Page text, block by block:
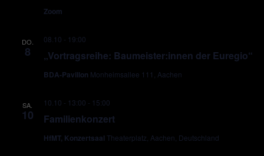
Zoom
DO.
8 „Vortragsreihe: Baumeister:innen der Euregio“
08.10 - 19:00
BDA-Pavillon Monheimsallee 111, Aachen
SA.
10 Familienkonzert
10.10 - 13:00 - 15:00
HfMT, Konzertsaal Theaterplatz, Aachen, Deutschland